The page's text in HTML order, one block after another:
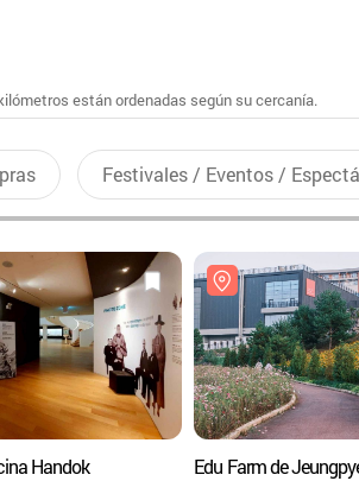
están ordenadas según su cercanía.
Festivales / Eventos /
Handok
Edu Farm de